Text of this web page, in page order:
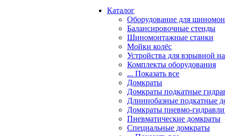
Каталог
Оборудование для
Балансировочные стенды
Шиномонтажные станки
Мойки колёс
Устройства для взрывной
Комплекты оборудования
... Показать все
Домкраты
Домкраты подкатные
Длиннобазные подкатные
Домкраты пневмо-
Пневматические домкраты
Специальные домкраты